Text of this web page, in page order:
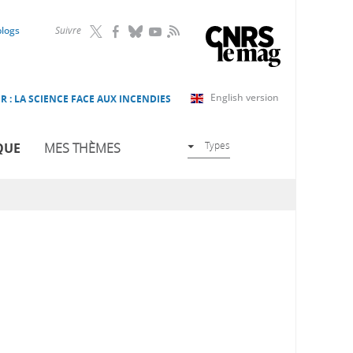
Suivre RSS
English version
: LA SCIENCE FACE AUX INCENDIES
MES THÈMES Types